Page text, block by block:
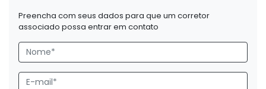
Preencha com seus dados para que um corretor
associado possa entrar em contato